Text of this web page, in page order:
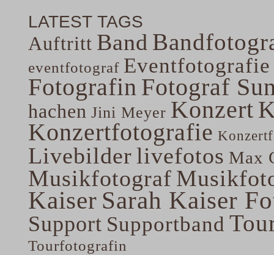
LATEST TAGS
Auftritt Band
eventfotograf Eventfotografie
Fotografin Fotograf
hachen Jini Meyer Konzert
Konzertfotografie
Livebilderlivefotos Max
Musikfotograf
Kaiser Sarah Kaiser
Support Supportband
Tourfotografin